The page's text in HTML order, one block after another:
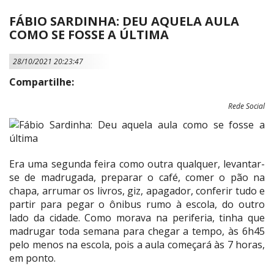
FÁBIO SARDINHA: DEU AQUELA AULA
COMO SE FOSSE A ÚLTIMA
28/10/2021 20:23:47
Compartilhe:
Rede Social
Era uma segunda feira como outra qualquer, levantar-
se de madrugada, preparar o café, comer o pão na
chapa, arrumar os livros, giz, apagador, conferir tudo e
partir para pegar o ônibus rumo à escola, do outro
lado da cidade. Como morava na periferia, tinha que
madrugar toda semana para chegar a tempo, às 6h45
pelo menos na escola, pois a aula começará às 7 horas,
em ponto.